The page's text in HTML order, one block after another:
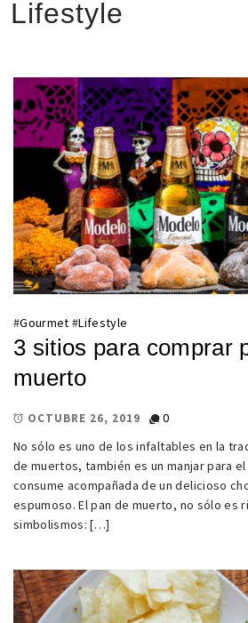
Lifestyle
#Gourmet #Lifestyle
3 sitios para comprar
muerto
OCTUBRE 26, 2019
0
No sólo es uno de los infaltables en la
de muertos, también es un manjar para
consume acompañada de un delicioso
espumoso. El pan de muerto, no sólo es
simbolismos: […]